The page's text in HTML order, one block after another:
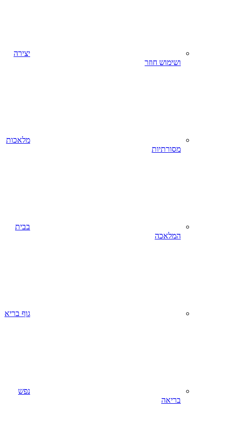
יצירה
ושימוש חוזר
מלאכות
מסורתיות
בבית
המלאכה
גוף בריא
נפש
בריאה